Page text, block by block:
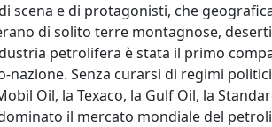
scena e di protagonisti, che
di solito terre montagnose,
petrolifera è stata il primo
Senza curarsi di regimi
Oil, la Texaco, la Gulf Oil, la
il mercato mondiale del